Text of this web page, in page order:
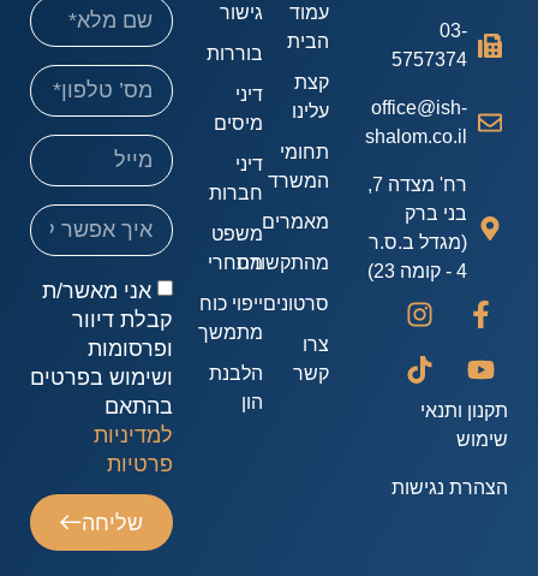
03-
5757374
office@ish-
shalom.co.il
רח' מצדה 7,
בני ברק
(מגדל ב.ס.ר
תקנון ותנאי
שימוש
הצהרת נגישות
עמוד
הבית
קצת
עלינו
תחומי
המשרד
מאמרים
מהתקשורת
סרטונים
קשר
גישור
בוררות
מיסים
דיני
חברות
משפט
מסחרי
ייפוי כוח
מתמשך
הלבנת
אני מאשר/ת
קבלת דיוור
ופרסומות
ושימוש בפרטים
בהתאם
למדיניות
פרטיות
שליחה